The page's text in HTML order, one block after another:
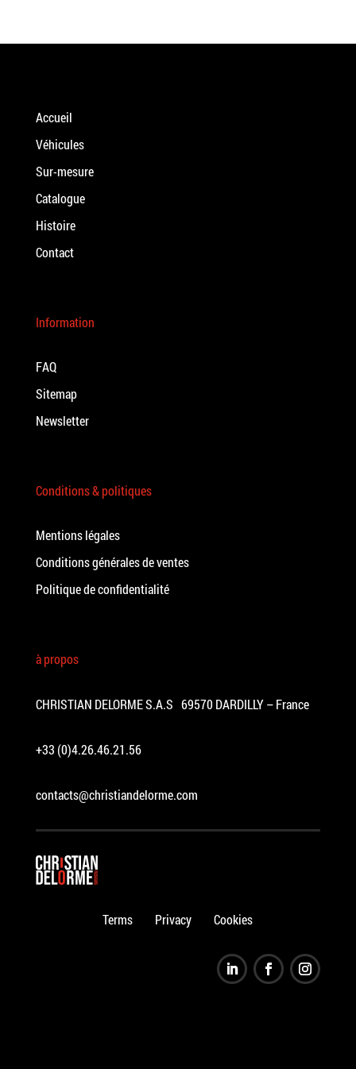
Accueil
Véhicules
Sur-mesure
Catalogue
Histoire
Contact
Information
FAQ
Sitemap
Newsletter
Conditions & politiques
Mentions légales
Conditions générales de ventes
Politique de confidentialité
à propos
CHRISTIAN DELORME S.A.S 69570 DARDILLY – France
+33 (0)4.26.46.21.56
contacts@christiandelorme.com
Terms Privacy Cookies